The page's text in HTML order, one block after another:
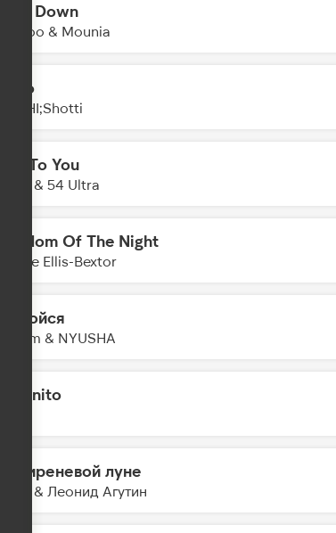
Slow Down
naBBoo & Mounia
Мало
AMCHI;Shotti
Talk To You
Anotr & 54 Ultra
Freedom Of The Night
Sophie Ellis-Bextor
Не бойся
Rakhim & NYUSHA
Morenito
На сиреневой луне
KDDK & Леонид Агутин